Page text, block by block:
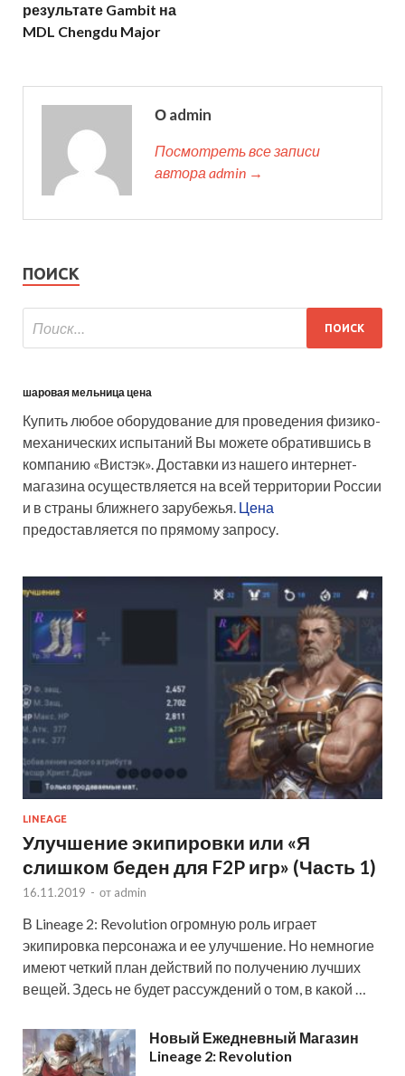
результате Gambit на
MDL Chengdu Major
О admin
Посмотреть все записи
автора admin →
ПОИСК
шаровая мельница цена
Купить любое оборудование для проведения физико-
механических испытаний Вы можете обратившись в
компанию «Вистэк». Доставки из нашего интернет-
магазина осуществляется на всей территории России
и в страны ближнего зарубежья. Цена
предоставляется по прямому запросу.
LINEAGE
Улучшение экипировки или «Я
слишком беден для F2P игр» (Часть 1)
16.11.2019 - от admin
В Lineage 2: Revolution огромную роль играет
экипировка персонажа и ее улучшение. Но немногие
имеют четкий план действий по получению лучших
вещей. Здесь не будет рассуждений о том, в какой …
Новый Ежедневный Магазин
Lineage 2: Revolution